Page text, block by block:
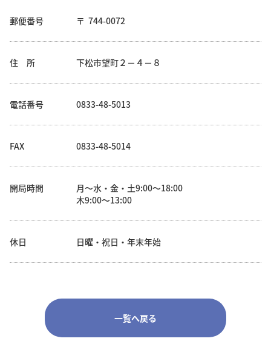
郵便番号 744-0072
住 所 下松市望町２－４－８
電話番号 0833-48-5013
FAX 0833-48-5014
開局時間
月～水・金・土9:00～18:00
木9:00～13:00
休日 日曜・祝日・年末年始
一覧へ戻る